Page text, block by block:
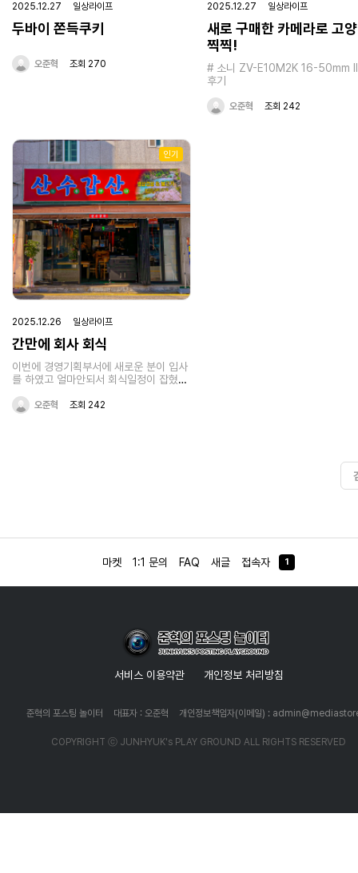
2025.12.27 일상라이프
두바이 쫀득쿠키
오준혁 조회 270
2025.12.27 일상라이프
새로 구매한 카메라로 고
찍찍!
# 소니 ZV-E10M2K 16-50mm II
후기
오준혁 조회 242
인기
2025.12.26 일상라이프
간만에 회사 회식
이번에 경영기획부서에 새로운 분이 입사
를 하였고 얼마안되서 회식일정이 잡혔
치한 산수갑산!!산수갑산은 경남 창원시
진해구 용원중로26번길 5-1 1층에 있다.
오준혁 조회 242
마켓 1:1 문의 FAQ 새글 접속자 1
서비스 이용약관 개인정보 처리방침
준혁의 포스팅 놀이터 대표자 : 오준혁 개인정보책임자(이메일) :
COPYRIGHT ⓒ JUNHYUK's PLAY GROUND ALL RIGHTS RESERVED